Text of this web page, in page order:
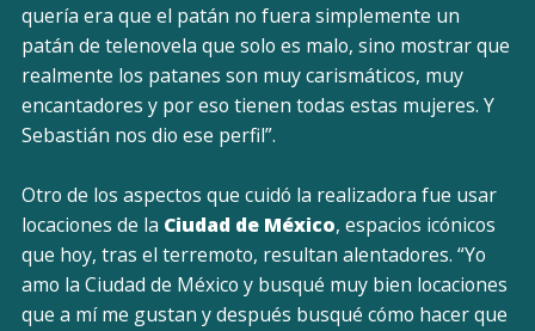
quería era que el patán no fuera simplemente un
patán de telenovela que solo es malo, sino mostrar que
realmente los patanes son muy carismáticos, muy
encantadores y por eso tienen todas estas mujeres. Y
Sebastián nos dio ese perfil”.
Otro de los aspectos que cuidó la realizadora fue usar
locaciones de la Ciudad de México, espacios icónicos
que hoy, tras el terremoto, resultan alentadores. “Yo
amo la Ciudad de México y busqué muy bien locaciones
que a mí me gustan y después busqué cómo hacer que